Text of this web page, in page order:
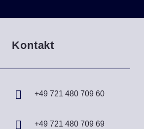
Kontakt
+49 721 480 709 60
+49 721 480 709 69